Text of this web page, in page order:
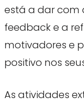
está a dar com
feedback e a
motivadores e
positivo nos
As atividades